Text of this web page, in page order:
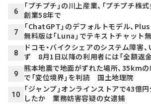
6
「プチプチ」の川上産業、「プチプチ株
創業58年で
7
「ChatGPT」のデフォルトモデル、Plus
無料版は「Luna」でテキストチャット
8
ドコモ・バイクシェアのシステム障害
ず 8月1日以降の利用者には「全額返金
9
熊本地震で地面がずれた場所、35km
で「変位境界」を判読 国土地理院
10
「ジャンプ」オンラインストアで43億
したか 業務妨害容疑の女逮捕